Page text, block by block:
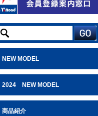
NEW MODEL
2024 NEW MODEL
商品紹介